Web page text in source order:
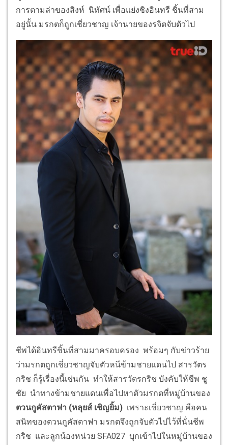
การตามล่าของสิงห์ นิทัศน์ เพื่อแย่งชิงอินทรี ชิ้นที่สาม
อยู่นั้น มรกตก็ถูกเชี่ยวชาญ เจ้านายของรจิตจับตัวไป
ชีพได้อินทรีชิ้นที่สามมาครอบครอง พร้อมๆ กับข่าวร้าย
ว่ามรกตถูกเชี่ยวชาญจับตัวหนีข้ามชายแดนไป สารวัตร
กริช ก็รู้เรื่องนี้เช่นกัน ทำให้สารวัตรกริช บังคับให้ชีพ ชู
ชัย นำทางข้ามชายแดนเพื่อไปหาตัวมรกตที่หมู่บ้านของ
ตวนกูคัสตาฟา (หลุยส์ เชิญยิ้ม) เพราะเชี่ยวชาญ คือคน
สนิทของตวนกูคัสตาฟา มรกตจึงถูกจับตัวไปไว้ที่นั่นชีพ
กริช และลูกน้องหน่วย SFA027 บุกเข้าไปในหมู่บ้านของ